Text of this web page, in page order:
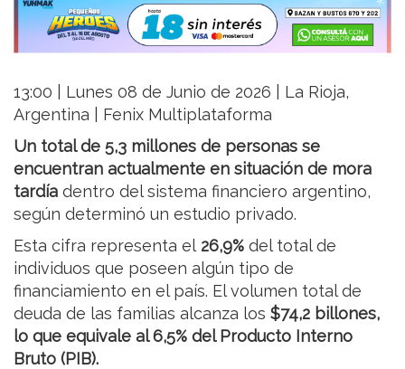
13:00 | Lunes 08 de Junio de 2026 | La Rioja,
Argentina | Fenix Multiplataforma
Un total de 5,3 millones de personas se
encuentran actualmente en situación de mora
tardía dentro del sistema financiero argentino,
según determinó un estudio privado.
Esta cifra representa el 26,9% del total de
individuos que poseen algún tipo de
financiamiento en el país. El volumen total de
deuda de las familias alcanza los $74,2 billones,
lo que equivale al 6,5% del Producto Interno
Bruto (PIB).